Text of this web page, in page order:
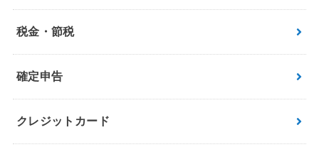
税金・節税
確定申告
クレジットカード